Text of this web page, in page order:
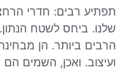
תפתיע רבים: חדרי
שלנו. ביחס לשטח
הרבים ביותר. הן
ועיצוב. ואכן, השמים